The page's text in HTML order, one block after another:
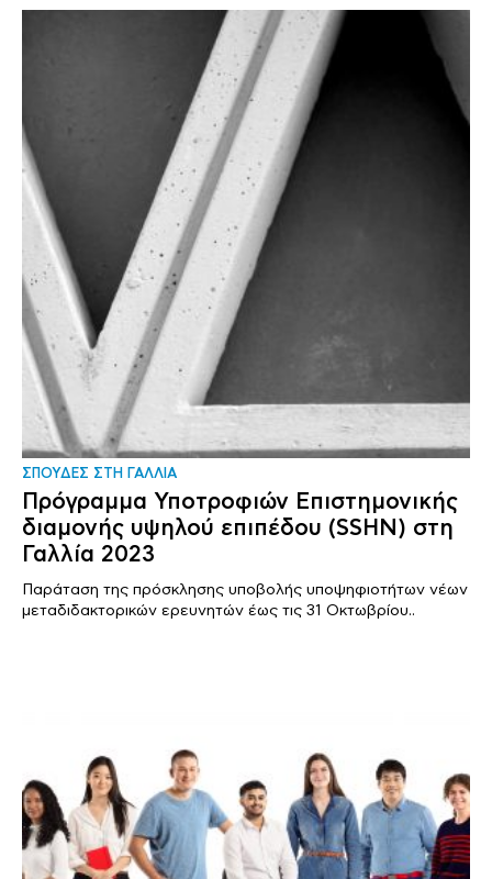
ΣΠΟΥΔΕΣ ΣΤΗ ΓΑΛΛΙΑ
Πρόγραμμα Υποτροφιών Επιστημονικής
διαμονής υψηλού επιπέδου (SSHN) στη
Γαλλία 2023
Παράταση της πρόσκλησης υποβολής υποψηφιοτήτων νέων
μεταδιδακτορικών ερευνητών έως τις 31 Οκτωβρίου..